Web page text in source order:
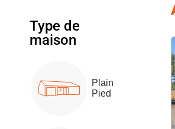
Type de
maison
Plain
Pied